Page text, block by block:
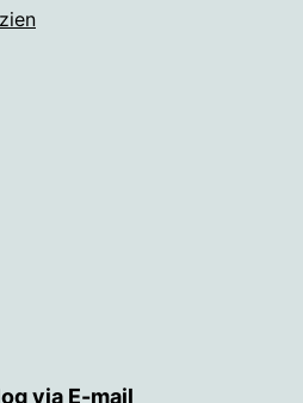
via E-mail